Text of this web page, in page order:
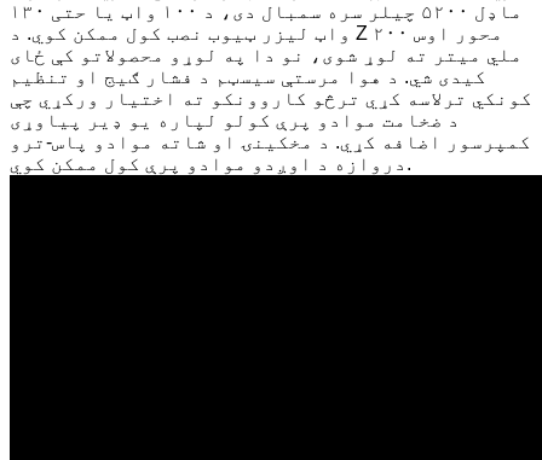
ماډل ۵۲۰۰ چیلر سره سمبال دی، د ۱۰۰ واټ یا حتی ۱۳۰
واټ لیزر ټیوب نصب کول ممکن کوي. د Z محور اوس ۲۰۰
ملي میتر ته لوړ شوی، نو دا په لوړو محصولاتو کې ځای
کیدی شي. د هوا مرستې سیسټم د فشار ګیج او تنظیم
کونکي ترلاسه کړي ترڅو کاروونکو ته اختیار ورکړي چې
د ضخامت موادو پرې کولو لپاره یو ډیر پیاوړی
کمپرسور اضافه کړي. د مخکینۍ او شاته موادو پاس-ترو
دروازه د اوږدو موادو پرې کول ممکن کوي.